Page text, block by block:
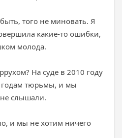
того не миновать. Я
какие-то ошибки,
молода.
На суде в 2010 году
годам тюрьмы, и мы
слышали.
и мы не хотим ничего